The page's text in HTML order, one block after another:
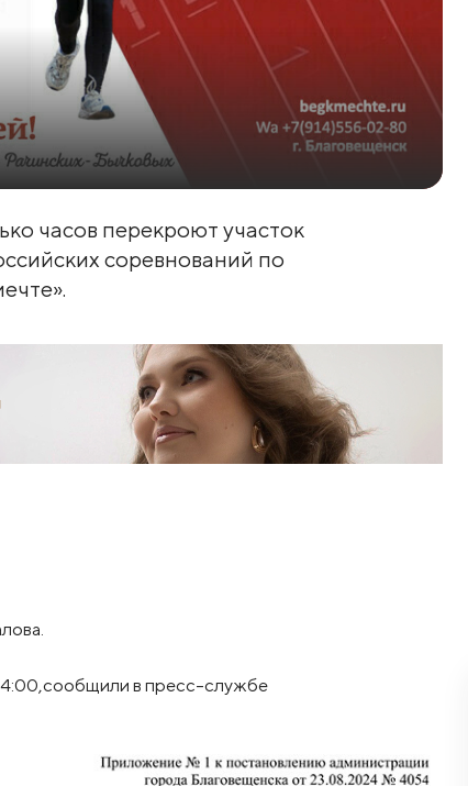
часов перекроют участок
соревнований по
в пресс-службе